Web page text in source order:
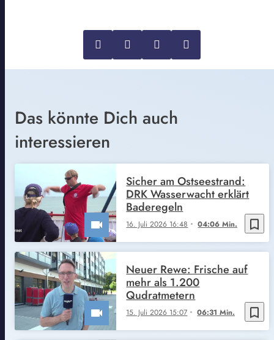
Das könnte Dich auch
interessieren
bookmark_border
16. Juli 2026 16:48 04:06 Min.
Sicher am Ostseestrand:
DRK Wasserwacht erklärt
Baderegeln
bookmark_border
15. Juli 2026 15:07 06:31 Min.
Neuer Rewe: Frische auf
mehr als 1.200
Qudratmetern